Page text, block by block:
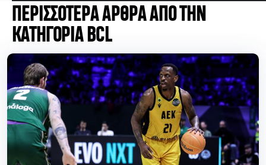
ΠΕΡΙΣΣΟΤΕΡΑ ΑΡΘΡΑ ΑΠΟ ΤΗΝ
ΚΑΤΗΓΟΡΙΑ BCL